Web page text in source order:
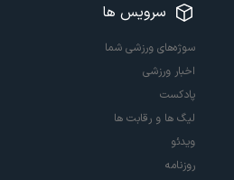
سرویس ها
سوژه‌های ورزشی شما
اخبار ورزشی
پادکست
لیگ ها و رقابت ها
ویدئو
روزنامه